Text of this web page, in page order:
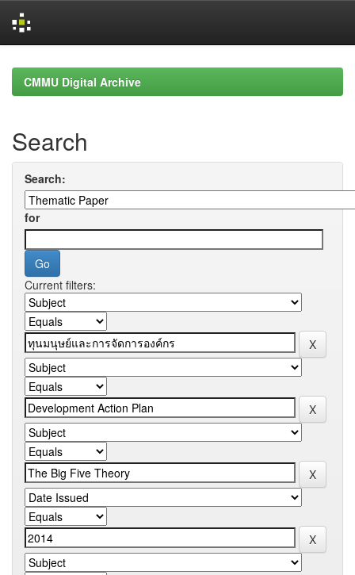
navigationCMMU Digital Archive
Search
Search:
for
Current filters: